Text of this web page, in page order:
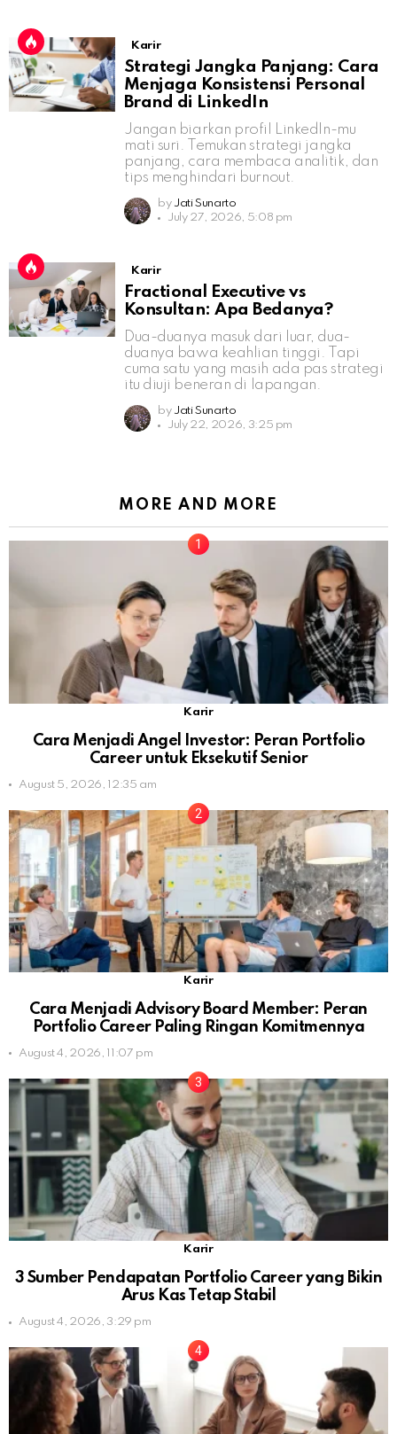
Karir
Strategi Jangka Panjang: Cara
Menjaga Konsistensi Personal
Brand di LinkedIn
Jangan biarkan profil LinkedIn-mu
mati suri. Temukan strategi jangka
panjang, cara membaca analitik, dan
tips menghindari burnout.
by Jati Sunarto
July 27, 2026, 5:08 pm
Karir
Fractional Executive vs
Konsultan: Apa Bedanya?
Dua-duanya masuk dari luar, dua-
duanya bawa keahlian tinggi. Tapi
cuma satu yang masih ada pas strategi
itu diuji beneran di lapangan.
by Jati Sunarto
July 22, 2026, 3:25 pm
MORE AND MORE
Karir
Cara Menjadi Angel Investor: Peran Portfolio
Career untuk Eksekutif Senior
August 5, 2026, 12:35 am
Karir
Cara Menjadi Advisory Board Member: Peran
Portfolio Career Paling Ringan Komitmennya
August 4, 2026, 11:07 pm
Karir
3 Sumber Pendapatan Portfolio Career yang Bikin
Arus Kas Tetap Stabil
August 4, 2026, 3:29 pm